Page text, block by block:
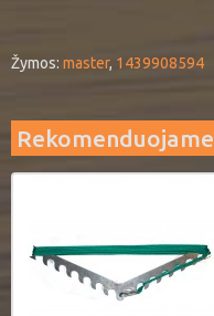
Žymos: master, 1439908594
Rekomenduojame